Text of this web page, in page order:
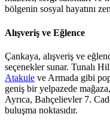
bölgenin sosyal hayatını
Alışveriş ve Eğlence
Çankaya, alışveriş ve
seçenekler sunar. Tunalı
Atakule ve Armada gibi
geniş bir yelpazede
Ayrıca, Bahçelievler 7.
buluşma noktasıdır.